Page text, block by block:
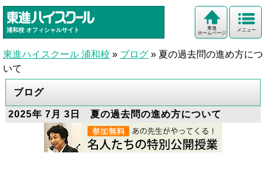
浦和校 オフィシャルサイト メニュー
東進
ホームページ
東進ハイスクール 浦和校 » ブログ » 夏の過去問の進め方につ
いて
ブログ
2025年 7月 3日 夏の過去問の進め方について